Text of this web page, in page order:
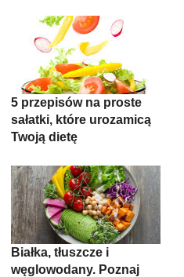
5 przepisów na proste
sałatki, które urozamicą
Twoją dietę
Białka, tłuszcze i
węglowodany. Poznaj